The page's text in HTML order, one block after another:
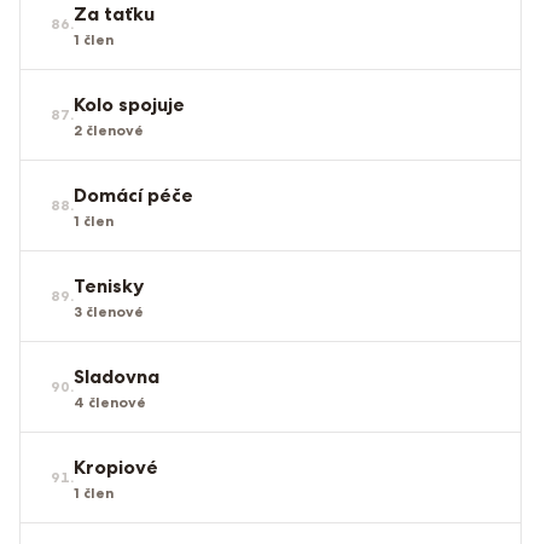
86.Za taťku
1 člen
87.Kolo spojuje
2 členové
88.Domácí péče
1 člen
89.Tenisky
3 členové
90.Sladovna
4 členové
91.Kropiové
1 člen